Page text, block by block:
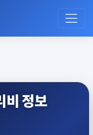
비 정보